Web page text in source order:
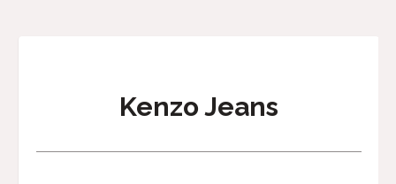
Kenzo Jeans